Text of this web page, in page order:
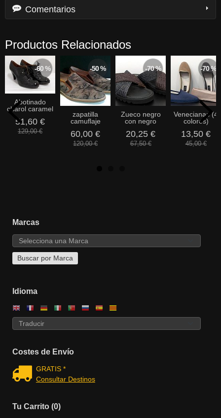
Marcas
Idioma
Costes de Envío
GRATIS *
Consultar Destinos
Tu Carrito (0)
Comentarios
Productos Relacionados
-60 %
Abotinado
charol caramel
51,60 €
129,00 €
-50 %
zapatilla
camuflaje
60,00 €
120,00 €
-70 %
Zueco negro
con negro
20,25 €
67,50 €
-70 %
Venecianas (4
colores)
13,50 €
45,00 €